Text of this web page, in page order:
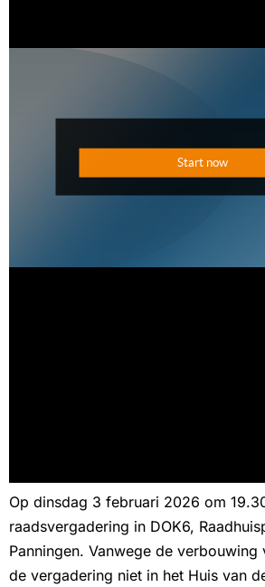
Op dinsdag 3 februari 2026 om
raadsvergadering in DOK6,
Panningen. Vanwege de verbouwing
de vergadering niet in het Huis van